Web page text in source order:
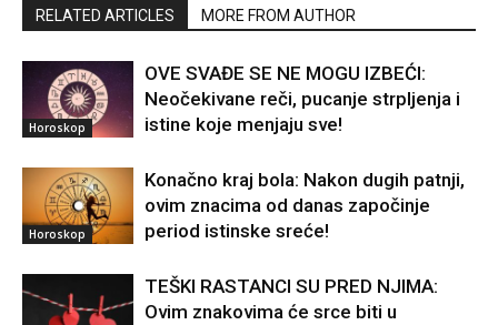
RELATED ARTICLES MORE FROM AUTHOR
Horoskop
OVE SVAĐE SE NE MOGU IZBEĆI:
Neočekivane reči, pucanje strpljenja i
istine koje menjaju sve!
Horoskop
Konačno kraj bola: Nakon dugih patnji,
ovim znacima od danas započinje
period istinske sreće!
TEŠKI RASTANCI SU PRED NJIMA:
Ovim znakovima će srce biti u